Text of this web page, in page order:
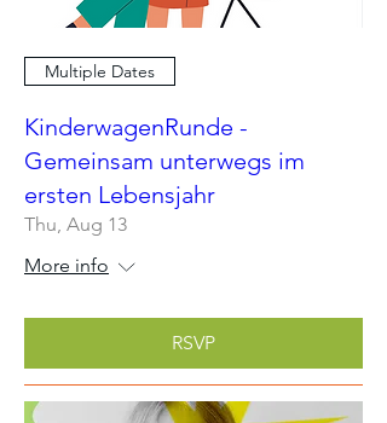
Multiple Dates
KinderwagenRunde -
Gemeinsam unterwegs im
ersten Lebensjahr
Thu, Aug 13
More info
RSVP